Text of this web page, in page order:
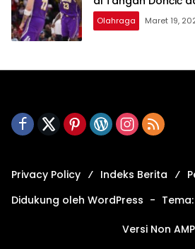
Olahraga Maret 19,
Privacy Policy Indeks Berita
Didukung oleh WordPress -
Versi Non AMP